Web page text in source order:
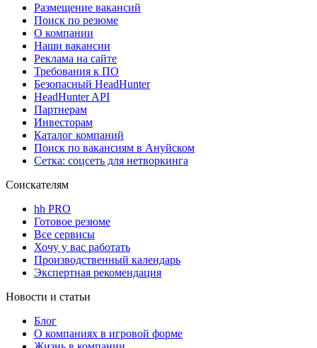
Размещение вакансий
Поиск по резюме
О компании
Наши вакансии
Реклама на сайте
Требования к ПО
Безопасный HeadHunter
HeadHunter API
Партнерам
Инвесторам
Каталог компаний
Поиск по вакансиям в Ануйском
Сетка: соцсеть для нетворкинга
Соискателям
hh PRO
Готовое резюме
Все сервисы
Хочу у вас работать
Производственный календарь
Экспертная рекомендация
Новости и статьи
Блог
О компаниях в игровой форме